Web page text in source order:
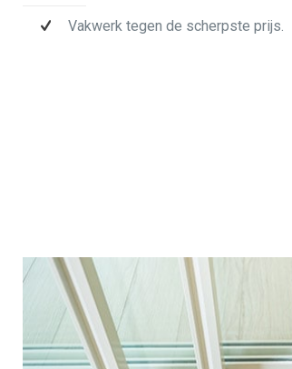
Vakwerk tegen de scherpste prijs.